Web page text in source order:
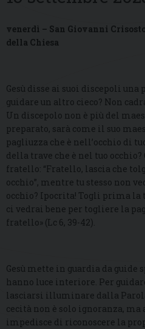
venerdì – San Giovanni
della Chiesa
Gesù disse ai suoi discepoli una
guidare un altro cieco? Non
Un discepolo non è più del
preparato, sarà come il suo
pagliuzza che è nell’occhio di
della trave che è nel tuo
fratello: “Fratello, lascia che
occhio”, mentre tu stesso non
occhio? Ipocrita! Togli prima la
ci vedrai bene per togliere la
fratello» (Lc 6, 39-42).
Gesù mette in guardia da
hanno luce interiore. Per
lasciarsi illuminare dalla
cecità non è solo ignoranza, ma
impedisce di riconoscere la